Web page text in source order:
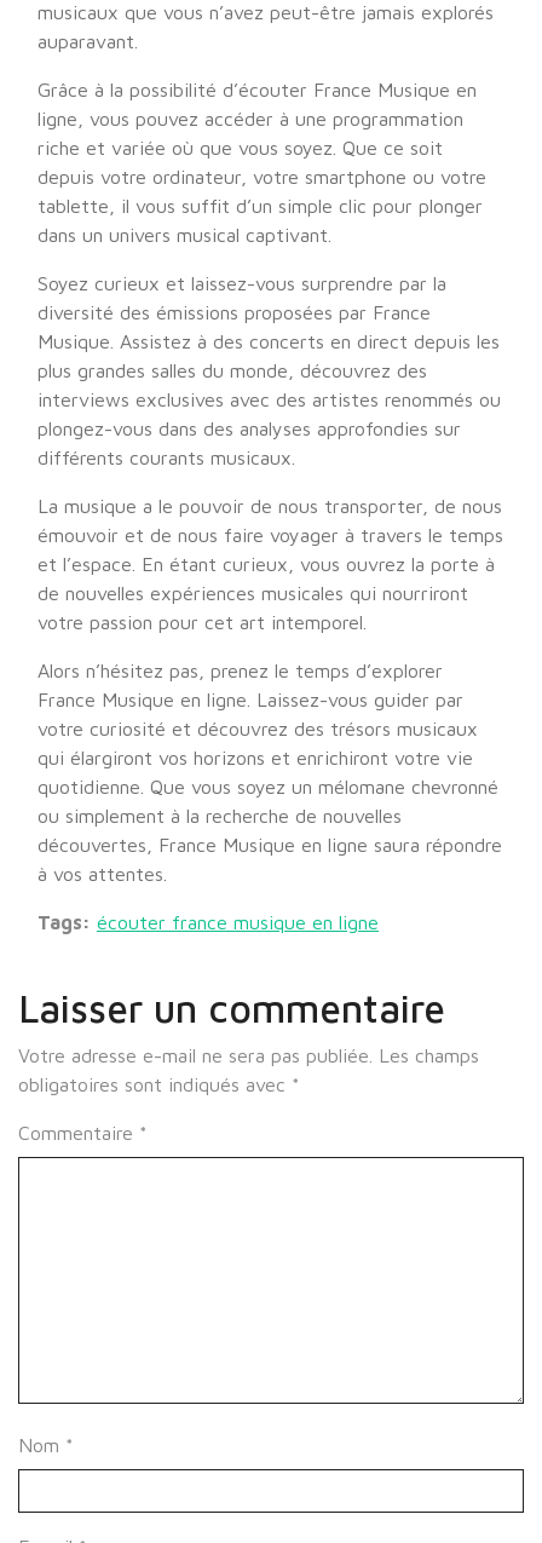
musicaux que vous n’avez peut-être jamais explorés
auparavant.
Grâce à la possibilité d’écouter France Musique en
ligne, vous pouvez accéder à une programmation
riche et variée où que vous soyez. Que ce soit
depuis votre ordinateur, votre smartphone ou votre
tablette, il vous suffit d’un simple clic pour plonger
dans un univers musical captivant.
Soyez curieux et laissez-vous surprendre par la
diversité des émissions proposées par France
Musique. Assistez à des concerts en direct depuis les
plus grandes salles du monde, découvrez des
interviews exclusives avec des artistes renommés ou
plongez-vous dans des analyses approfondies sur
différents courants musicaux.
La musique a le pouvoir de nous transporter, de nous
émouvoir et de nous faire voyager à travers le temps
et l’espace. En étant curieux, vous ouvrez la porte à
de nouvelles expériences musicales qui nourriront
votre passion pour cet art intemporel.
Alors n’hésitez pas, prenez le temps d’explorer
France Musique en ligne. Laissez-vous guider par
votre curiosité et découvrez des trésors musicaux
qui élargiront vos horizons et enrichiront votre vie
quotidienne. Que vous soyez un mélomane chevronné
ou simplement à la recherche de nouvelles
découvertes, France Musique en ligne saura répondre
à vos attentes.
Tags: écouter france musique en ligne
Laisser un commentaire
Votre adresse e-mail ne sera pas publiée.
Les champs
obligatoires sont indiqués avec *
Commentaire *
Nom *